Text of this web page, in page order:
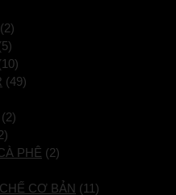
(2)
(49)
(2)
PHÊ (2)
CƠ BẢN (11)